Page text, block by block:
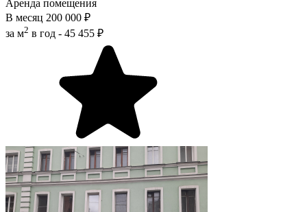
Аренда помещения
В месяц 200 000 ₽
за м2 в год - 45 455 ₽